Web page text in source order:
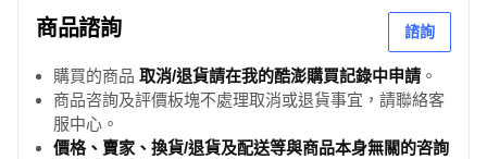
商品諮詢 諮詢
購買的商品 取消/退貨請在我的酷澎購買記錄中申請 。
商品咨詢及評價板塊不處理取消或退貨事宜，請聯絡客
服中心。
價格、賣家、換貨/退貨及配送等與商品本身無關的咨詢